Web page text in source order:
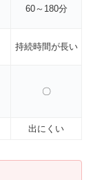
60～180分
持続時間が長い
〇
出にくい